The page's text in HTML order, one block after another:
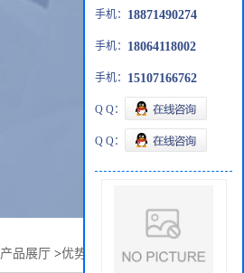
产品展厅 >优势品种 >聚甘油-3
手机： 18871490274
手机： 18064118002
手机： 15107166762
Q Q：
Q Q：